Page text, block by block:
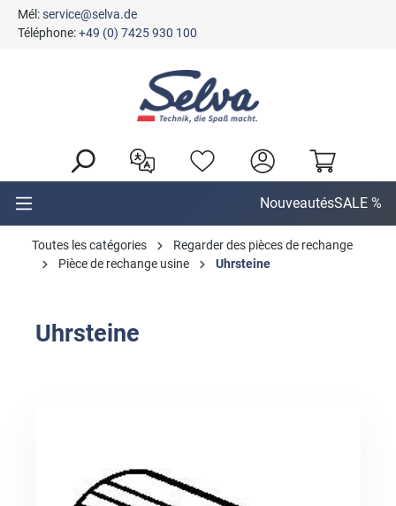
principal
Mél:service@selva.de
Téléphone:+49 (0) 7425 930 100
NouveautésSALE %
Toutes les catégories
Regarder des pièces de rechange
Pièce de rechange usine
Uhrsteine
Uhrsteine